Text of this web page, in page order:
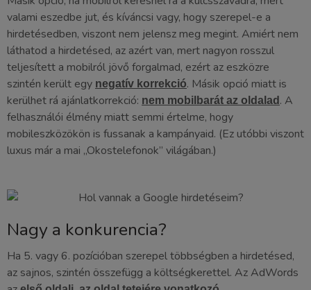
valami eszedbe jut, és kíváncsi vagy, hogy szerepel-e a
hirdetésedben, viszont nem jelensz meg megint. Amiért nem
láthatod a hirdetésed, az azért van, mert nagyon rosszul
teljesített a mobilról jövő forgalmad, ezért az eszközre
szintén került egy negatív korrekció. Másik opció miatt is
kerülhet rá ajánlatkorrekció: nem mobilbarát az oldalad . A
felhasználói élmény miatt semmi értelme, hogy
mobileszközökön is fussanak a kampányaid. (Ez utóbbi viszont
luxus már a mai „Okostelefonok” világában.)
Nagy a konkurencia?
Ha 5. vagy 6. pozícióban szerepel többségben a hirdetésed,
az sajnos, szintén összefügg a költségkerettel. Az AdWords